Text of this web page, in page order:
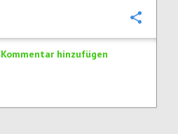
Kommentar hinzufügen